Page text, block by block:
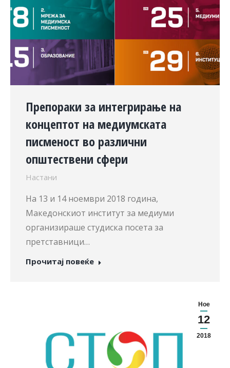
Препораки за интегрирање на
концептот на медиумската
писменост во различни
општествени сфери
Настани
На 13 и 14 ноември 2018 година,
Македонскиот институт за медиуми
организираше студиска посета за
претставници…
Прочитај повеќе
Ное
12
2018